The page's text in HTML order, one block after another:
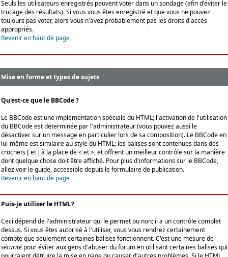
Seuls les utilisateurs enregistrés peuvent voter dans un sondage (afin d'éviter le
trucage des résultats). Si vous vous êtes enregistré et que vous ne pouvez
toujours pas voter, alors vous n'avez probablement pas les droits d'accès
appropriés.
Revenir en haut de page
Mise en forme et types de sujets
Qu'est-ce que le BBCode ?
Le BBCode est une implémentation spéciale du HTML; l'activation de l'utilisation
du BBCode est déterminée par l'administrateur (vous pouvez aussi le
désactiver sur un message en particulier lors de sa composition). Le BBCode en
lui-même est similaire au style du HTML; les balises sont contenues dans des
crochets [ et ] à la place de < et >, et offrent un meilleur contrôle sur la manière
dont quelque chose doit être affiché. Pour plus d'informations sur le BBCode,
allez voir le guide, accessible depuis le formulaire de publication.
Revenir en haut de page
Puis-je utiliser le HTML?
Ceci dépend de l'administrateur qui le permet ou non; il a un contrôle complet
dessus. Si vous êtes autorisé à l'utiliser, vous vous rendrez certainement
compte que seulement certaines balises fonctionnent. C'est une mesure de
sécurité pour éviter aux gens d'abuser du forum en utilisant certaines balises qui